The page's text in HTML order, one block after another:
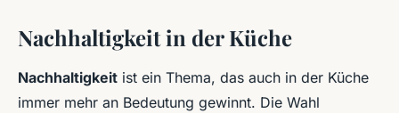
Nachhaltigkeit in der Küche
Nachhaltigkeit ist ein Thema, das auch in der Küche
immer mehr an Bedeutung gewinnt. Die Wahl